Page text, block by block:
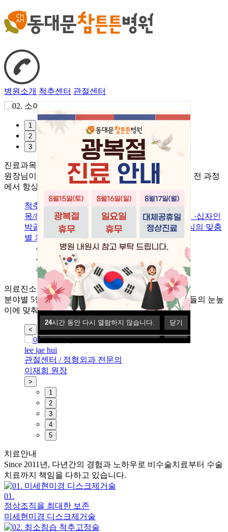
병원소개 척추센터 관절센터
24시간 동안 다시 열람하지 않습니다. 닫기
24시간 동안 다시 열람하지 않습니다. 닫기
24시간 동안 다시 열람하지 않습니다. 닫기
1
2
3
진료과목
원장님이 직접 자세한 상담부터 치료, 관리, 재활까지
전 과정
에서 항상 소통하며, 양질의 진료를 하고 있습니다.
척추센터
목/허리 디스크·
협착증·압
박골절 등 증상에 따라 단계
별 치료
관절센터
오십견·무릎관절염 ·십자인
대손상 등 환자 중심의 맞춤
형 치료
3
의료진소개
분야별 5인의 의료진들과 50명의 스태프들이 환자분들의 눈높
이에 맞춰 친절하게 안내해드립니다.
<
lee jae hui
관절센터 / 정형외과 전문의
이재희 원장
>
1
2
3
4
5
치료안내
Since 2011년, 다년간의 경험과 노하우로 비수술치료부터 수술
치료까지 책임을 다하고 있습니다.
01.
정상조직을 최대한 보존
미세현미경 디스크제거술